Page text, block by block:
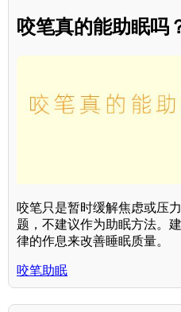
咬笔真的能助眠吗
咬笔只是暂时缓解焦虑或压
题，不建议作为助眠方法。
律的作息来改善睡眠质量。
咬笔助眠